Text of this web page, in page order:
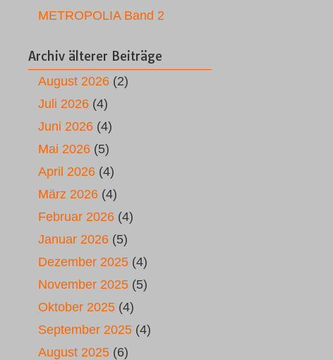
METROPOLIA Band 2
Archiv älterer Beiträge
August 2026 (2)
Juli 2026 (4)
Juni 2026 (4)
Mai 2026 (5)
April 2026 (4)
März 2026 (4)
Februar 2026 (4)
Januar 2026 (5)
Dezember 2025 (4)
November 2025 (5)
Oktober 2025 (4)
September 2025 (4)
August 2025 (6)